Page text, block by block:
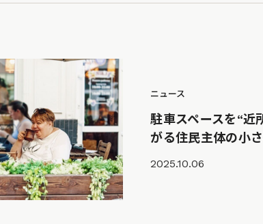
ニュース
駐車スペースを“近
がる住民主体の小
2025.10.06